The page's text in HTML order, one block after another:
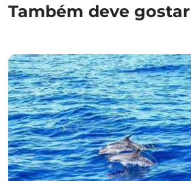
Também deve gostar